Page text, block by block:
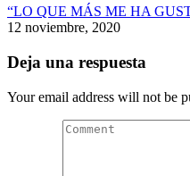
“LO QUE MÁS ME HA
12 noviembre, 2020
Deja una respuesta
Your email address will not be